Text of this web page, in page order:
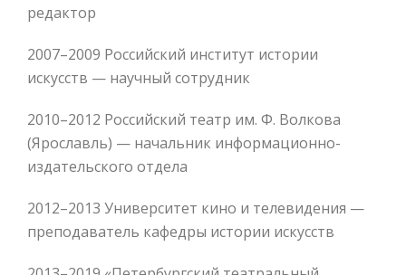
редактор
2007–2009 Российский институт истории
искусств — научный сотрудник
2010–2012 Российский театр им. Ф. Волкова
(Ярославль) — начальник информационно-
издательского отдела
2012–2013 Университет кино и телевидения —
преподаватель кафедры истории искусств